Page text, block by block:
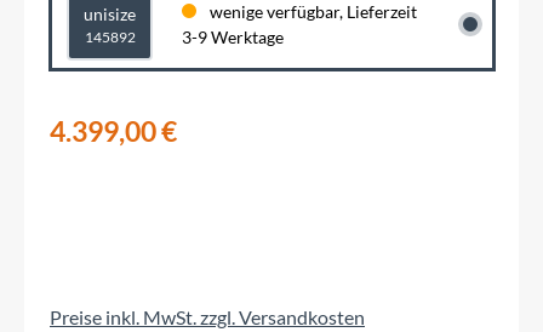
unisize
145892
wenige verfügbar, Lieferzeit
3-9 Werktage
4.399,00 €
Preise inkl. MwSt. zzgl. Versandkosten